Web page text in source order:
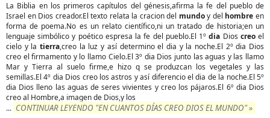
La Biblia en los primeros capítulos del génesis,afirma la fe del pueblo de
Israel en Dios creador.El texto relata la cracion del mundoy del hombre en
forma de poema.No es un relato científico,ni un tratado de historia;en un
lenguaje simbólico y poético espresa la fe del pueblo.El 1ºdia Dios creoel
cielo y latierra,creo la luz y así determino el dia y la noche.El 2º dia Dios
creo el firmamento y lo llamo Cielo.El 3º dia Dios junto las aguas y las llamo
Mar y Tierra al suelo firme,e hizo q se produzcan los vegetales y las
semillas.El 4º dia Dios creo los astros y así diferencio el dia de la noche.El 5º
dia Dios lleno las aguas de seres vivientes y creo los pájaros.El 6º dia Dios
creo al Hombre,a imagen de Dios,y los
... CONTINUAR LEYENDO "EN CUANTOS DÍAS CREO DIOS EL MUNDO" »